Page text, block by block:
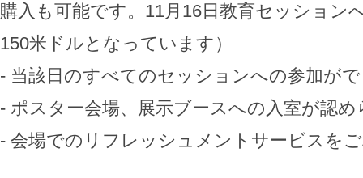
購入も可能です。11月16日教育セッション
150米ドルとなっています）
- 当該日のすべてのセッションへの参加が
- ポスター会場、展示ブースへの入室が認
- 会場でのリフレッシュメントサービスを